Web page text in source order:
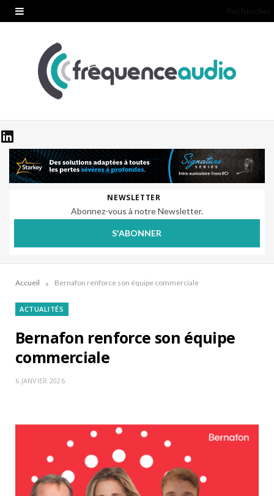
NEWSLETTER
Abonnez-vous à notre Newsletter.
S'ABONNER
Accueil » Bernafon renforce son équipe commerciale
ACTUALITÉS
Bernafon renforce son équipe
commerciale
6 JANVIER 2026